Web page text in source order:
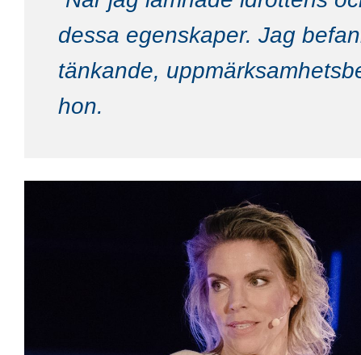
dessa egenskaper. Jag
tänkande,
hon.